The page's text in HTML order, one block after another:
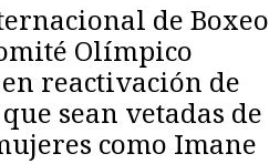
de Boxeo
Olímpico
reactivación de
sean vetadas de
como Imane